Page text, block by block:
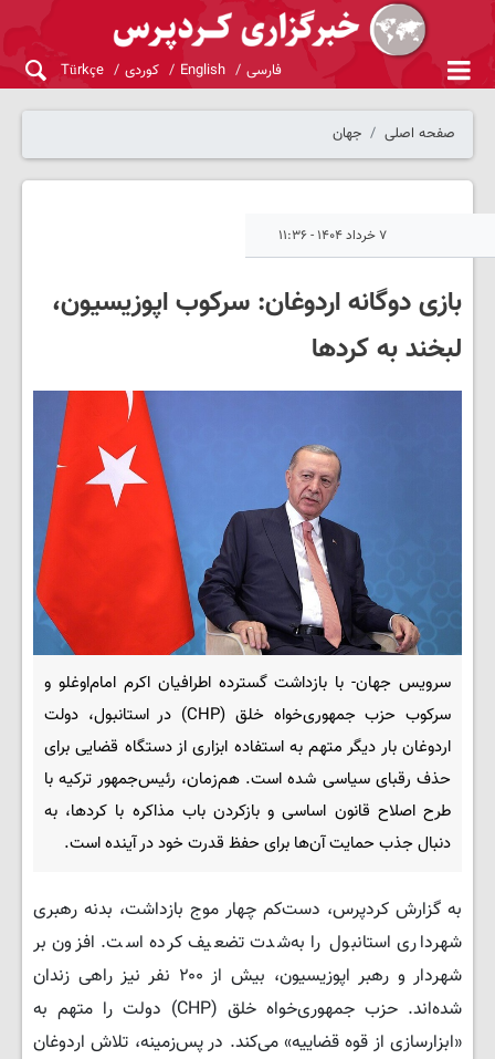
فارسی English کوردی Türkçe
صفحه اصلی جهان
۷ خرداد ۱۴۰۴ - ۱۱:۳۶
بازی دوگانه اردوغان: سرکوب اپوزیسیون،
لبخند به کردها
سرویس جهان- با بازداشت گسترده اطرافیان اکرم امام‌اوغلو و
سرکوب حزب جمهوری‌خواه خلق (CHP) در استانبول، دولت
اردوغان بار دیگر متهم به استفاده ابزاری از دستگاه قضایی برای
حذف رقبای سیاسی شده است. هم‌زمان، رئیس‌جمهور ترکیه با
طرح اصلاح قانون اساسی و بازکردن باب مذاکره با کردها، به
دنبال جذب حمایت آن‌ها برای حفظ قدرت خود در آینده است.
به گزارش کردپرس، دست‌کم چهار موج بازداشت، بدنه رهبری
شهرداری استانبول را به‌شدت تضعیف کرده است. افزون بر
شهردار و رهبر اپوزیسیون، بیش از ۲۰۰ نفر نیز راهی زندان
شده‌اند. حزب جمهوری‌خواه خلق (CHP) دولت را متهم به
«ابزارسازی از قوه قضاییه» می‌کند. در پس‌زمینه، تلاش اردوغان